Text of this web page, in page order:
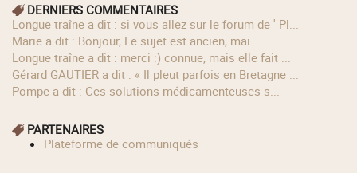
DERNIERS COMMENTAIRES
longue traîne a dit : si vous allez sur le forum de ' Pl...
Marie a dit : Bonjour, Le sujet est ancien, mai...
longue traîne a dit : merci :) connue, mais elle fait ...
Gérard GAUTIER a dit : « Il pleut parfois en Bretagne ...
Pompe a dit : Ces solutions médicamenteuses s...
PARTENAIRES
Plateforme de communiqués